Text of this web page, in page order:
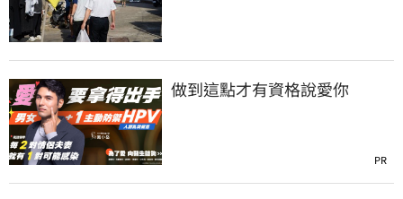
做到這點才有資格說愛你
PR